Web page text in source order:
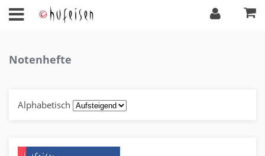
Notenhefte
Alphabetisch